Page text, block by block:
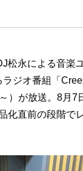
松永による音楽
ジオ番組「
）が放送。8月7
化直前の段階で